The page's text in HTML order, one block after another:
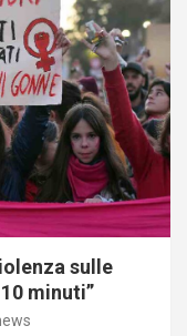
sulle
minuti”